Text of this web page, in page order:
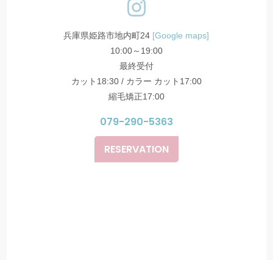
兵庫県姫路市地内町24 [Google maps]
10:00～19:00
最終受付
カット18:30 / カラー カット17:00
縮毛矯正17:00
079-290-5363
RESERVATION